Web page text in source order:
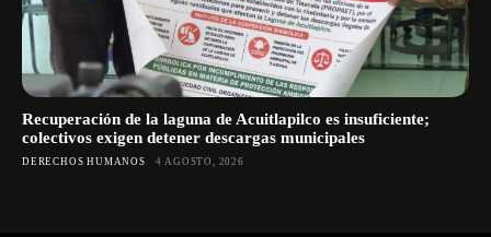
Recuperación de la laguna de Acuitlapilco es insuficiente;
colectivos exigen detener descargas municipales
DERECHOS HUMANOS 4 AGOSTO, 2026